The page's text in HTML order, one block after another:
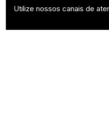
Utilize nossos canais de